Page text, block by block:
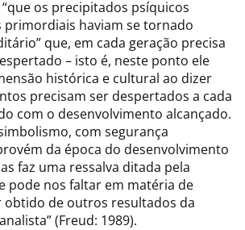
os precipitados psíquicos
primordiais haviam se tornado
que, em cada geração precisa
– isto é, neste ponto ele
histórica e cultural ao dizer
precisam ser despertados a cada
com o desenvolvimento alcançado.
com segurança
da época do desenvolvimento
faz uma ressalva ditada pela
pode nos faltar em matéria de
obtido de outros resultados da
(Freud: 1989).